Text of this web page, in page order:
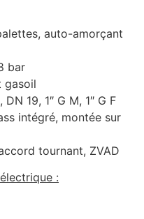
auto-amorçant
bar
gasoil
19, 1″ G M, 1″ G F
intégré, montée sur
tournant, ZVAD
: